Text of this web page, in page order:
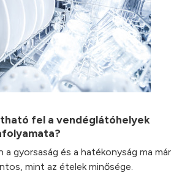
fel a vendéglátóhelyek
a gyorsaság és a hatékonyság ma már
mint az ételek minősége.